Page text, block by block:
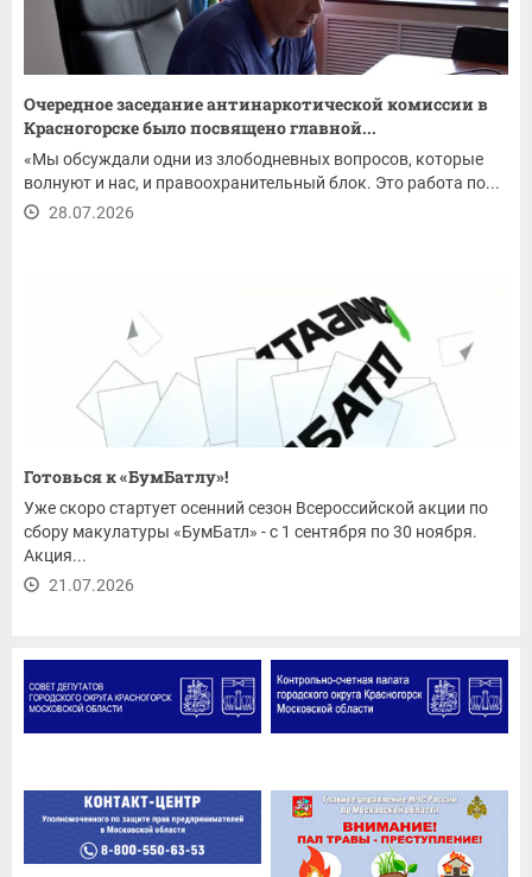
Очередное заседание антинаркотической комиссии в
Красногорске было посвящено главной...
«Мы обсуждали одни из злободневных вопросов, которые
волнуют и нас, и правоохранительный блок. Это работа по...
28.07.2026
Готовься к «БумБатлу»!
Уже скоро стартует осенний сезон Всероссийской акции по
сбору макулатуры «БумБатл» - с 1 сентября по 30 ноября.
Акция...
21.07.2026